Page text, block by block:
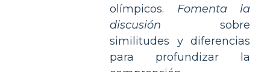
olímpicos. Fomenta la
discusión sobre
similitudes y diferencias
para profundizar la